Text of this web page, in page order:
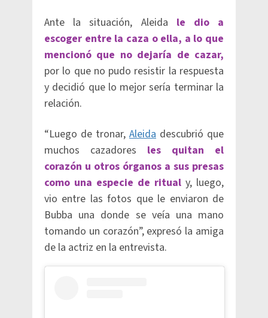
Ante la situación, Aleida le dio a
escoger entre la caza o ella, a lo que
mencionó que no dejaría de cazar,
por lo que no pudo resistir la respuesta
y decidió que lo mejor sería terminar la
relación.
“Luego de tronar, Aleida descubrió que
muchos cazadores les quitan el
corazón u otros órganos a sus presas
como una especie de ritual y, luego,
vio entre las fotos que le enviaron de
Bubba una donde se veía una mano
tomando un corazón”, expresó la amiga
de la actriz en la entrevista.